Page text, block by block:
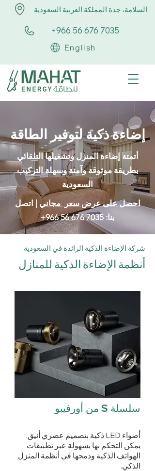
السلامة، جدة المملكة العربية السعودية
+966 56 676 7035
English
إضاءة ذكية لتوفير الطاقة
أتمتة إضاءة المنزل وتشغيلها التلقائي
بطريقة موثوقة وآمنة وسهلة التركيب
السعودية
احصل على عرض سعر مجاني | اتصل
بنا: +966 56 676 7035
شركة الإضاءة الذكية الرائدة في السعودية
أنظمة الإضاءة الذكية للمنازل
سلسلة S من أورفيبو
أضواء LED ذكية بتصميم عصري أنيق.
يمكن التحكم بها بسهولة عبر تطبيقات
الهواتف الذكية ودمجها في أنظمة المنزل
الذكي.